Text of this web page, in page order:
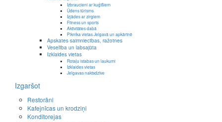
Izbraucieni ar kuģīšiem
Ūdens tūrisms
Izjādes ar zirgiem
Fitness un sports
Aktivitātes dabā
Piknika vietas Jelgavā un apkārtnē
Apskates saimniecības, ražotnes
Veselība un labsajūta
Izklaides vietas
Rotaļu istabas un laukumi
Izklaides vietas
Jelgavas naktsdzīve
Izgaršot
Restorāni
Kafejnīcas un krodziņi
Konditorejas